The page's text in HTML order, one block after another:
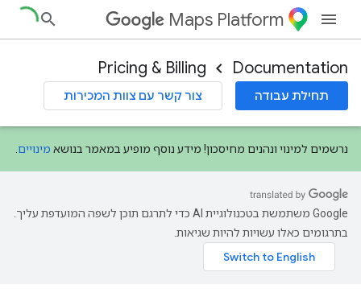
Maps Platform
Documentation
Pricing & Billing
תחילת עבודה צור קשר עם צוות המכירות
נרשמים למינוי ונהנים מחיסכון! מידע נוסף מופיע במאמר בנושא מינויים
‫Google משתמשת בטכנולוגיית AI כדי לתרגם תוכן לשפה המועדפת עליך.
בתרגומים כאלו עשויות להיות שגיאות.